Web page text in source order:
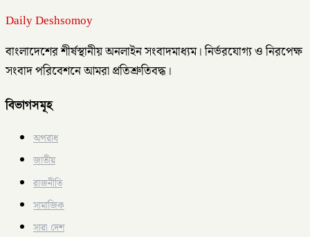
Daily Deshsomoy
বাংলাদেশের শীর্ষস্থানীয় অনলাইন সংবাদমাধ্যম। নির্ভরযোগ্য ও নিরপেক্ষ
সংবাদ পরিবেশনে আমরা প্রতিশ্রুতিবদ্ধ।
বিভাগসমূহ
অপরাধ
জাতীয়
রাজনীতি
সামাজিক
সারা দেশ